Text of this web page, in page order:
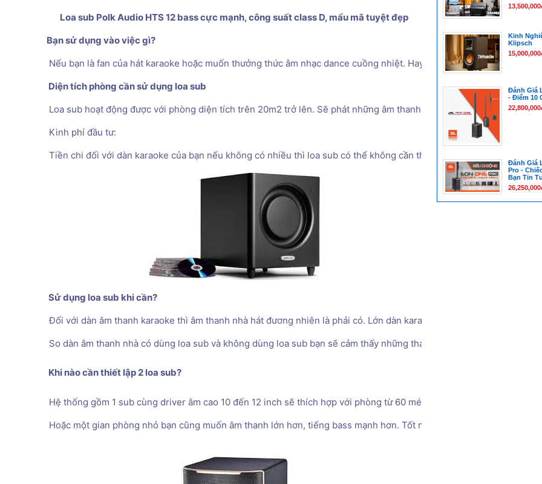
Loa sub Polk Audio HTS 12 bass cực mạnh, công suất class D, mẩu mã tuyệt đẹp
Bạn sử dụng vào việc gì?
Nếu bạn là fan của hát karaoke hoặc muốn thưởng thức âm nhạc dance cuồng nhiệt. Hay muốn thưởng thức nhạc
Diện tích phòng cần sử dụng loa sub
Loa sub hoạt động được với phòng diện tích trên 20m2 trở lên. Sẽ phát những âm thanh ấm và sinh động, trải rộng
Kinh phí đầu tư:
Tiền chi đối với dàn karaoke của bạn nếu không có nhiều thì loa sub có thể không cần thiết.
Sử dụng loa sub khi cần?
Đối với dàn âm thanh karaoke thì âm thanh nhà hát đương nhiên là phải có. Lớn dàn karaoke nhà khi đó cần thêm loa
So dàn âm thanh nhà có dùng loa sub và không dùng loa sub bạn sẽ cảm thấy những thay đổi rõ ràng. Chúng có
Khi nào cần thiết lập 2 loa sub?
Hệ thống gồm 1 sub cùng driver âm cao 10 đến 12 inch sẽ thích hợp với phòng từ 60 mét khối và có diện tích là
Hoặc một gian phòng nhỏ bạn cũng muốn âm thanh lớn hơn, tiếng bass mạnh hơn. Tốt nhất bạn hãy dùng 2 loa
Kinh
Klipsch
Đánh Giá
- Điểm 10
Đánh Giá
Pro -
Bạn Tin